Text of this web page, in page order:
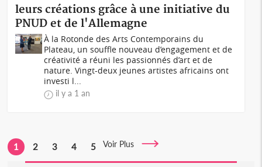
leurs créations grâce à une initiative du
PNUD et de l'Allemagne
À la Rotonde des Arts Contemporains du
Plateau, un souffle nouveau d’engagement et de
créativité a réuni les passionnés d’art et de
nature. Vingt-deux jeunes artistes africains ont
investi l...
il y a 1 an
1 2 3 4 5 Voir Plus